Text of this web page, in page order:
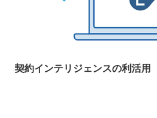
契約インテリジェンスの利活用